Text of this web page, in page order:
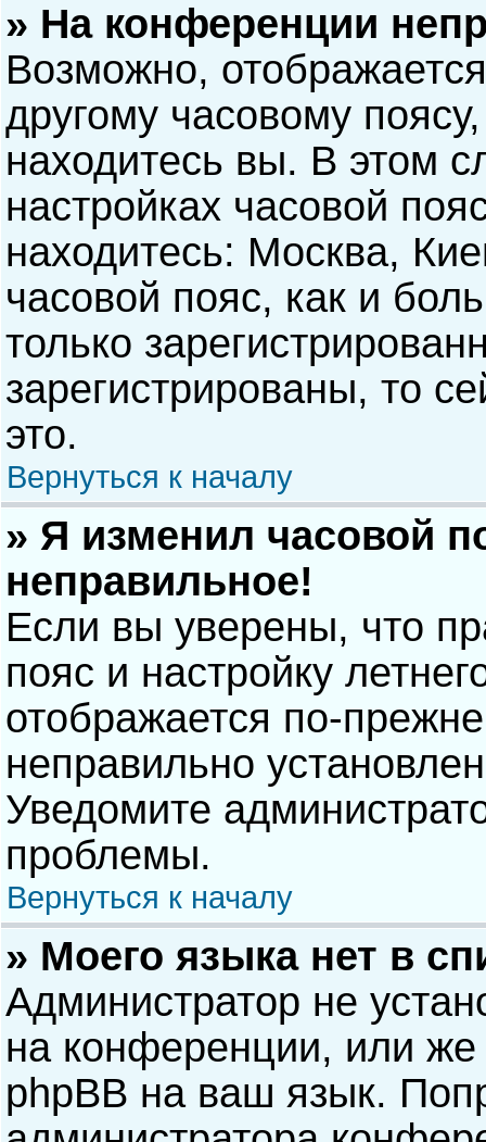
» На конференции
Возможно,
другому часовому
находитесь вы. В этом
настройках часовой
находитесь: Москва,
часовой пояс, как и
только
зарегистрированы, то
это.
Вернуться к началу
» Я изменил часовой
неправильное!
Если вы уверены, что
пояс и настройку
отображается по-
неправильно
Уведомите
проблемы.
Вернуться к началу
» Моего языка нет в
Администратор не
на конференции, или же
phpBB на ваш язык.